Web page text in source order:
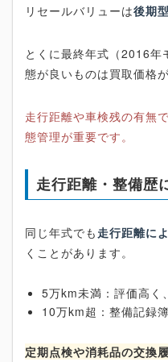
リセールバリューは後期
とくに最終年式（2016年
態が良いものは買取価格
走行距離や車検残の有無
態管理が重要です。
走行距離・整備歴
同じ年式でも 走行距離に
くことがあります。
5万km未満：評価高く
10万km超：整備記録
定期点検や消耗品の交換